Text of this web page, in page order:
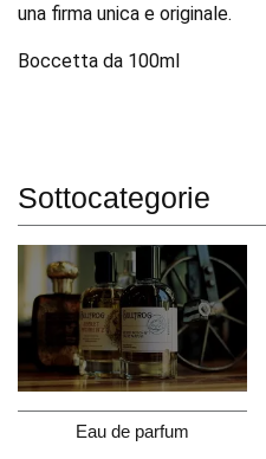
una firma unica e originale.
Boccetta da 100ml
Sottocategorie
Eau de parfum